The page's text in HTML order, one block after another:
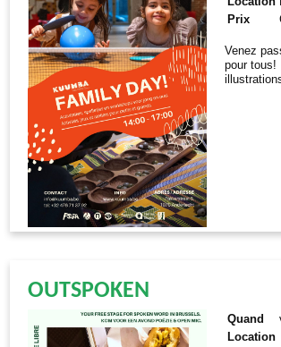
Prix
Venez
pour tous!
OUTSPOKEN
Quand
Location